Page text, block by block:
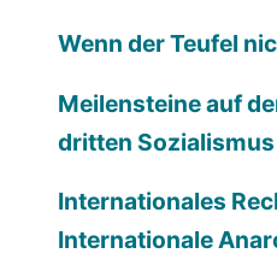
Wenn der Teufel
Meilensteine auf
dritten Sozialismus
Internationales
Internationale